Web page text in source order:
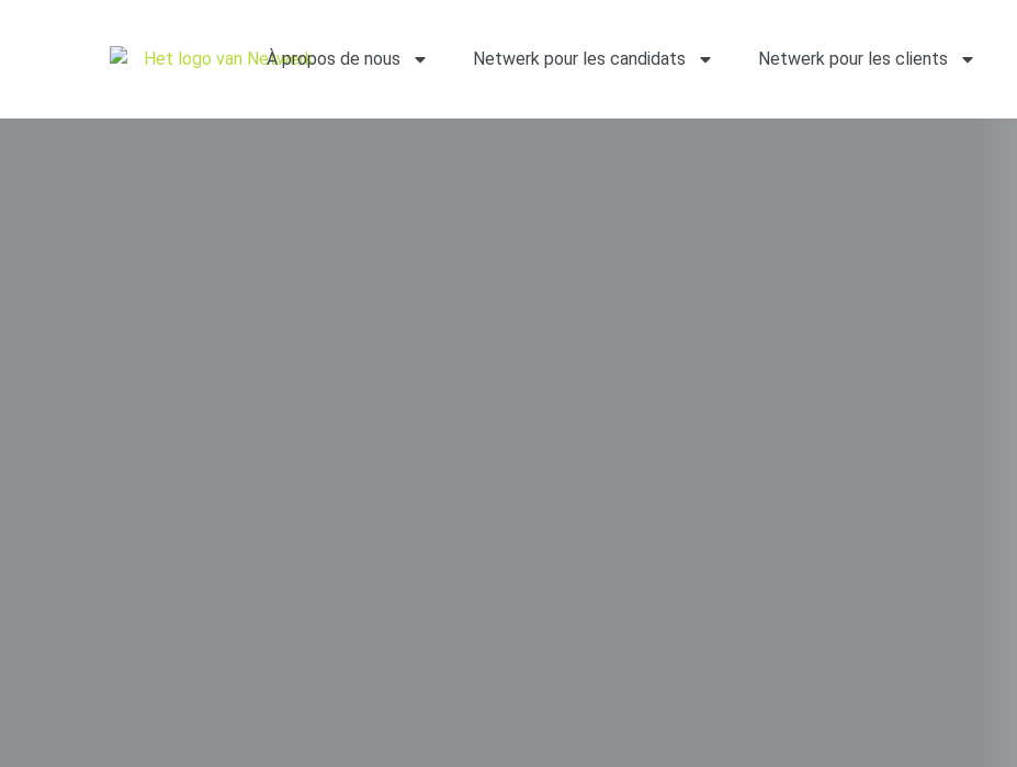
À propos de nous Netwerk pour les candidats Netwerk pour les clients